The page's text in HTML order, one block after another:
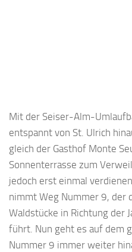
Mit der Seiser-Alm-
entspannt von St. Ulrich
gleich der Gasthof Monte
Sonnenterrasse zum
jedoch erst einmal
nimmt Weg Nummer 9, der
Waldstücke in Richtung der
führt. Nun geht es auf dem
Nummer 9 immer weiter